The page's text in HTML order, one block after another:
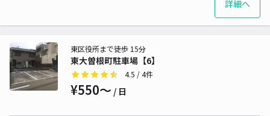
詳細へ
東大曽根町駐車場【6】
東区役所まで徒歩 15分
4.5 / 4件
¥550〜 / 日